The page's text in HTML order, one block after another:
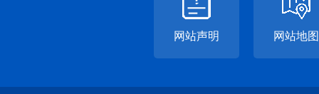
网站声明 网站地图